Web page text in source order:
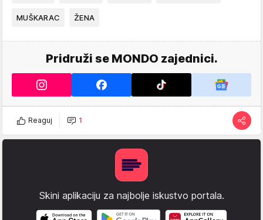
MUŠKARAC ŽENA
Pridruži se MONDO zajednici.
Reaguj 1
Skini aplikaciju za najbolje iskustvo portala.